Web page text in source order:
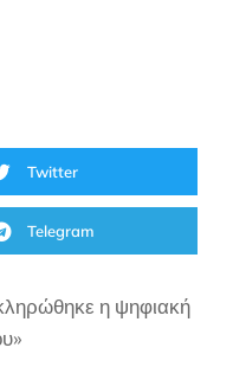
η ψηφιακή
Twitter
Telegram